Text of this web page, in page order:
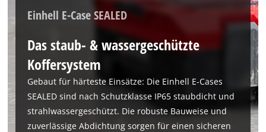
the site with their CMP to add this content
to the list of technologies used.
Powered byUsercentrics Consent
Management Platform
Einhell E-Case SEALED
Das staub- & wassergeschützte
Koffersystem
Gebaut für härteste Einsätze: Die Einhell E-Cases
SEALED sind nach Schutzklasse IP65 staubdicht und
strahlwassergeschützt. Die robuste Bauweise und
zuverlässige Abdichtung sorgen für einen sicheren